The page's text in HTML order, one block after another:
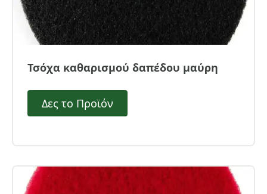
Τσόχα καθαρισμού δαπέδου μαύρη
Δες το Προϊόν